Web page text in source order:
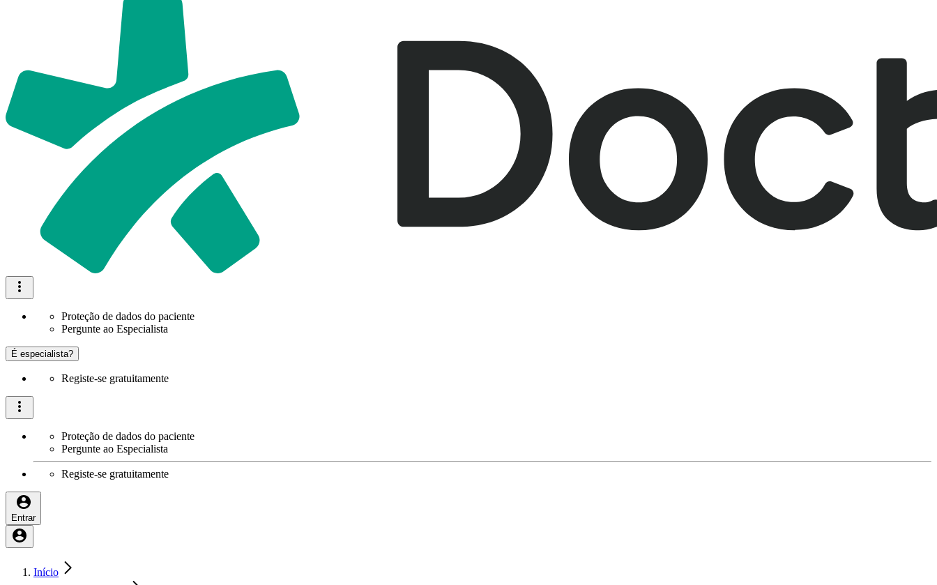
Proteção de dados do paciente
Pergunte ao Especialista
É especialista?
Registe-se gratuitamente
Proteção de dados do paciente
Pergunte ao Especialista
Registe-se gratuitamente
Entrar
Início